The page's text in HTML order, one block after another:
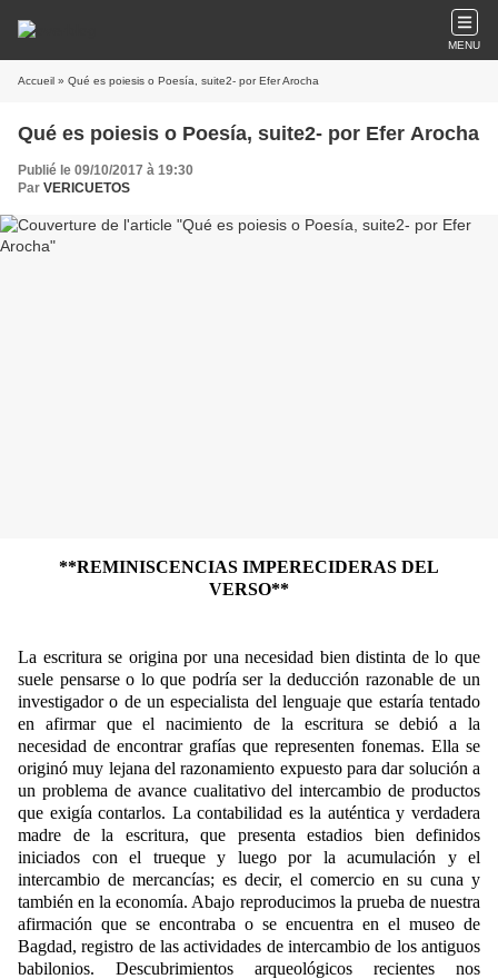
MENU
Accueil » Qué es poiesis o Poesía, suite2- por Efer Arocha
Qué es poiesis o Poesía, suite2- por Efer Arocha
Publié le 09/10/2017 à 19:30
Par VERICUETOS
**REMINISCENCIAS IMPERECIDERAS DEL
VERSO**
La escritura se origina por una necesidad bien distinta de lo que
suele pensarse o lo que podría ser la deducción razonable de un
investigador o de un especialista del lenguaje que estaría tentado
en afirmar que el nacimiento de la escritura se debió a la
necesidad de encontrar grafías que representen fonemas. Ella se
originó muy lejana del razonamiento expuesto para dar solución a
un problema de avance cualitativo del intercambio de productos
que exigía contarlos. La contabilidad es la auténtica y verdadera
madre de la escritura, que presenta estadios bien definidos
iniciados con el trueque y luego por la acumulación y el
intercambio de mercancías; es decir, el comercio en su cuna y
también en la economía. Abajo reproducimos la prueba de nuestra
afirmación que se encontraba o se encuentra en el museo de
Bagdad, registro de las actividades de intercambio de los antiguos
babilonios. Descubrimientos arqueológicos recientes nos